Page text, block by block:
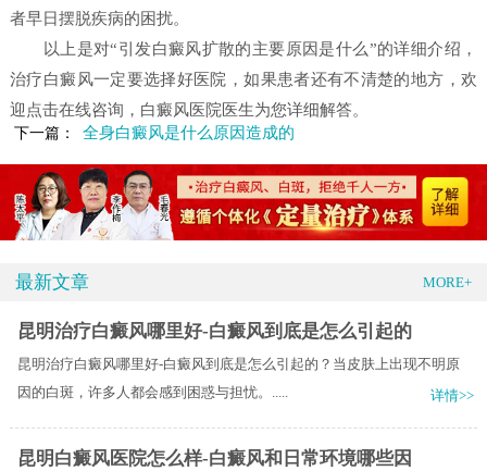
者早日摆脱疾病的困扰。
以上是对“引发白癜风扩散的主要原因是什么”的详细介绍，
治疗白癜风一定要选择好医院，如果患者还有不清楚的地方，欢
迎点击在线咨询，白癜风医院医生为您详细解答。
下一篇： 全身白癜风是什么原因造成的
最新文章 MORE+
昆明治疗白癜风哪里好-白癜风到底是怎么引起的
昆明治疗白癜风哪里好-白癜风到底是怎么引起的？当皮肤上出现不明原
因的白斑，许多人都会感到困惑与担忧。.....
详情>>
昆明白癜风医院怎么样-白癜风和日常环境哪些因